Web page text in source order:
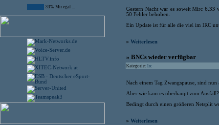
33% Mir egal ...
Gestern Nacht war es soweit Mirc
50 Fehler behoben.
Ein Update ist für alle die viel im IRC
» Weiterlesen
» BNCs wieder verfügbar
Kategorie: Irc
Nach einem Tag Zwangspause, sind
Aber wie kam es überhaupt zum
Bedingt durch einen größeren Netsplit
» Weiterlesen